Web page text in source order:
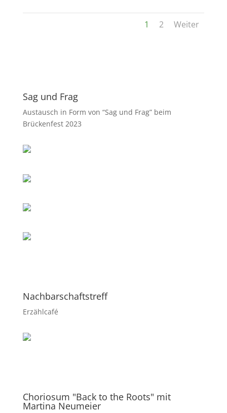
1 2 Weiter
Sag und Frag
Austausch in Form von “Sag und Frag” beim
Brückenfest 2023
Nachbarschaftstreff
Erzählcafé
Choriosum "Back to the Roots" mit
Martina Neumeier